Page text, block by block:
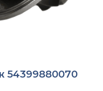
54399880070